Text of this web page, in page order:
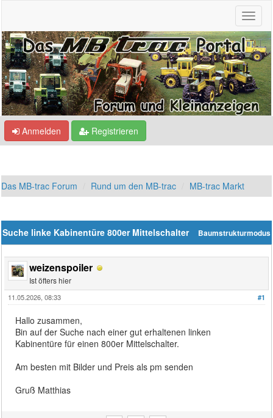
Anmelden Registrieren
Das MB-trac Forum Rund um den MB-trac MB-trac Markt
Baumstrukturmodus
Suche linke Kabinentüre 800er Mittelschalter
weizenspoiler
Ist öfters hier
#1
11.05.2026, 08:33
Hallo zusammen,
Bin auf der Suche nach einer gut erhaltenen linken
Kabinentüre für einen 800er Mittelschalter.
Am besten mit Bilder und Preis als pm senden
Gruß Matthias